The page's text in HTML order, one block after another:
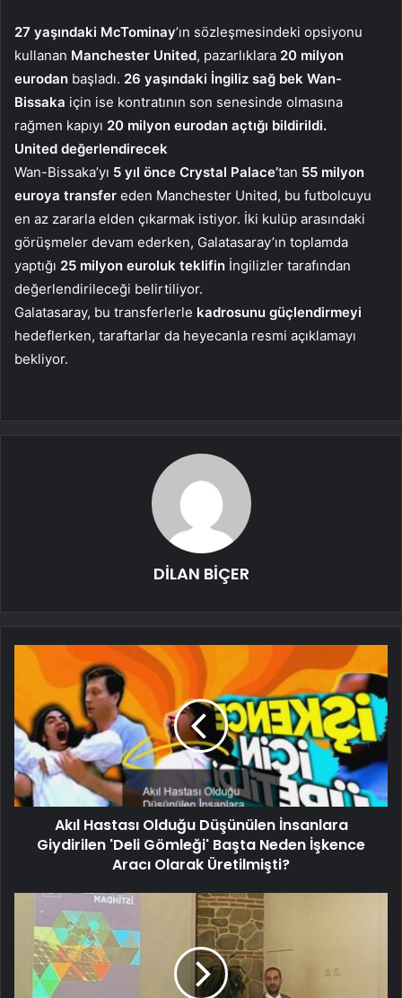
27 yaşındaki McTominay’ın sözleşmesindeki opsiyonu
kullanan Manchester United, pazarlıklara 20 milyon
eurodan başladı. 26 yaşındaki İngiliz sağ bek Wan-
Bissaka için ise kontratının son senesinde olmasına
rağmen kapıyı 20 milyon eurodan açtığı bildirildi.
United değerlendirecek
Wan-Bissaka’yı 5 yıl önce Crystal Palace’tan 55 milyon
euroya transfer eden Manchester United, bu futbolcuyu
en az zararla elden çıkarmak istiyor. İki kulüp arasındaki
görüşmeler devam ederken, Galatasaray’ın toplamda
yaptığı 25 milyon euroluk teklifin İngilizler tarafından
değerlendirileceği belirtiliyor.
Galatasaray, bu transferlerle kadrosunu güçlendirmeyi
hedeflerken, taraftarlar da heyecanla resmi açıklamayı
bekliyor.
DİLAN BİÇER
Akıl Hastası Olduğu Düşünülen İnsanlara
Giydirilen 'Deli Gömleği' Başta Neden İşkence
Aracı Olarak Üretilmişti?